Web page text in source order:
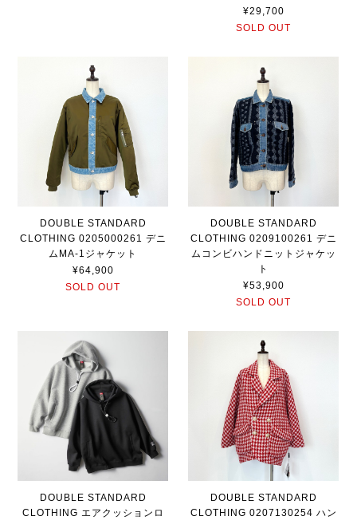
¥29,700
SOLD OUT
DOUBLE STANDARD
CLOTHING 0205000261 デニ
ムMA-1ジャケット
¥64,900
SOLD OUT
DOUBLE STANDARD
CLOTHING 0209100261 デニ
ムコンビハンドニットジャケッ
ト
¥53,900
SOLD OUT
DOUBLE STANDARD
CLOTHING エアクッションロ
DOUBLE STANDARD
CLOTHING 0207130254 ハン